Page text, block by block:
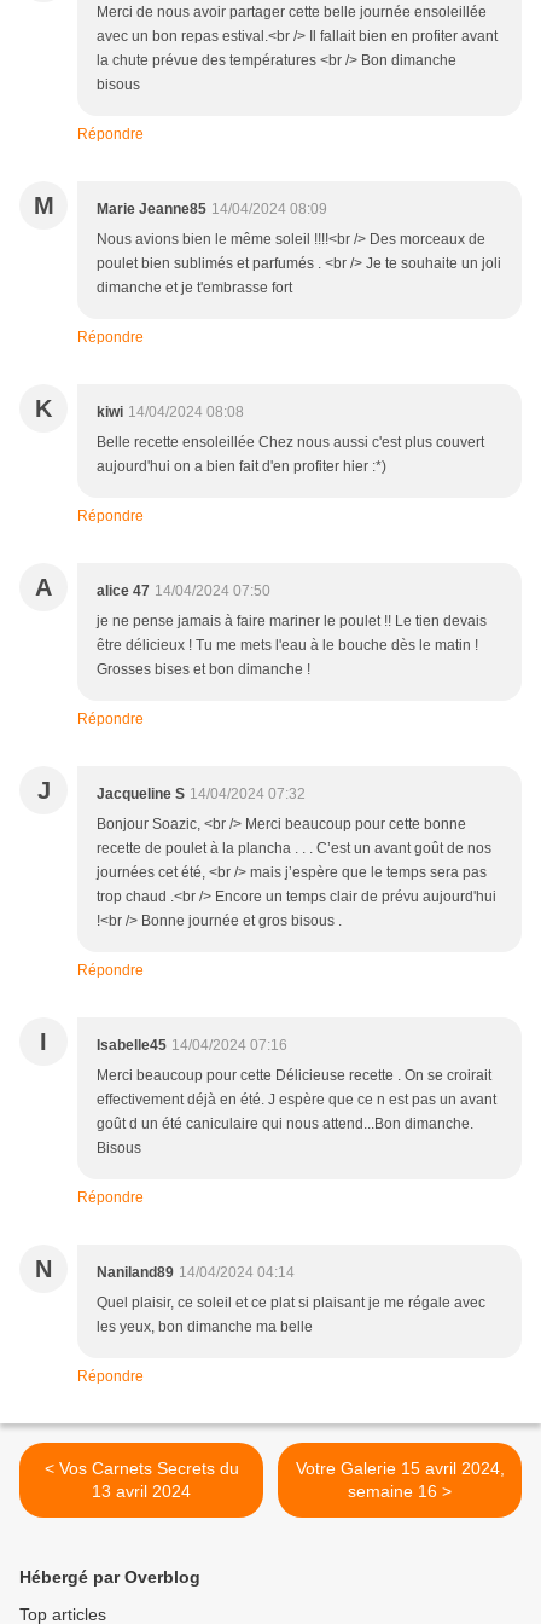
Merci de nous avoir partager cette belle journée ensoleillée
avec un bon repas estival.<br /> Il fallait bien en profiter avant
la chute prévue des températures <br /> Bon dimanche
bisous
Répondre
M Marie Jeanne85 14/04/2024 08:09
Nous avions bien le même soleil !!!!<br /> Des morceaux de
poulet bien sublimés et parfumés . <br /> Je te souhaite un joli
dimanche et je t'embrasse fort
Répondre
K kiwi 14/04/2024 08:08
Belle recette ensoleillée Chez nous aussi c'est plus couvert
aujourd'hui on a bien fait d'en profiter hier :*)
Répondre
A alice 47 14/04/2024 07:50
je ne pense jamais à faire mariner le poulet !! Le tien devais
être délicieux ! Tu me mets l'eau à le bouche dès le matin !
Grosses bises et bon dimanche !
Répondre
J Jacqueline S 14/04/2024 07:32
Bonjour Soazic, <br /> Merci beaucoup pour cette bonne
recette de poulet à la plancha . . . C’est un avant goût de nos
journées cet été, <br /> mais j’espère que le temps sera pas
trop chaud .<br /> Encore un temps clair de prévu aujourd'hui
!<br /> Bonne journée et gros bisous .
Répondre
I Isabelle45 14/04/2024 07:16
Merci beaucoup pour cette Délicieuse recette . On se croirait
effectivement déjà en été. J espère que ce n est pas un avant
goût d un été caniculaire qui nous attend...Bon dimanche.
Bisous
Répondre
N Naniland89 14/04/2024 04:14
Quel plaisir, ce soleil et ce plat si plaisant je me régale avec
les yeux, bon dimanche ma belle
Répondre
< Vos Carnets Secrets du
13 avril 2024
Votre Galerie 15 avril 2024,
semaine 16 >
Hébergé par Overblog
Top articles